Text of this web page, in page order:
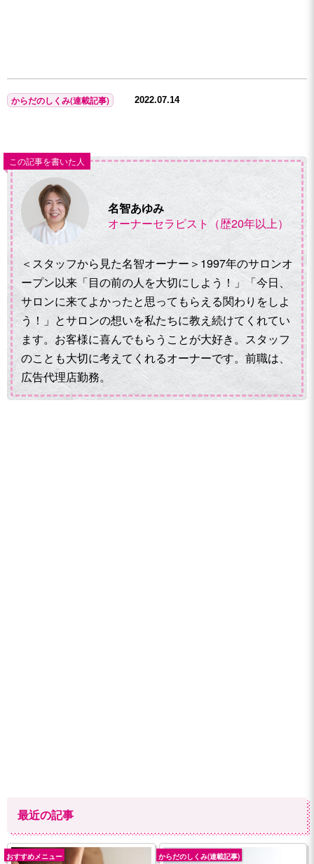
からだのしくみ(連載記事) 2022.07.14
この記事を書いた人
名智あゆみ
オーナーセラピスト（歴20年以上）
＜スタッフから見た名智オーナー＞1997年のサロンオ
ープン以来「目の前の人を大切にしよう！」「今日、
サロンに来てよかったと思ってもらえる関わりをしよ
う！」とサロンの想いを私たちに教え続けてくれてい
ます。お客様に喜んでもらうことが大好き。スタッフ
のことも大切に考えてくれるオーナーです。前職は、
広告代理店勤務。
最近の記事
おすすめメニュー からだのしくみ(連載記事)